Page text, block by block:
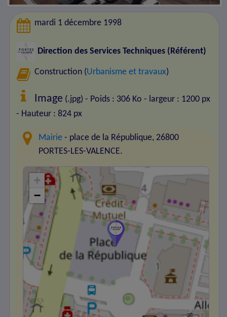
mardi 1 décembre 1998
Direction des Services Techniques (Référent)
Construction (Urbanisme et travaux)
Image (.jpg) - Poids : 306 Ko - largeur : 1200 px
- Hauteur : 824 px
Mairie - place de la République, 26800
PORTES-LES-VALENCE.
+
−